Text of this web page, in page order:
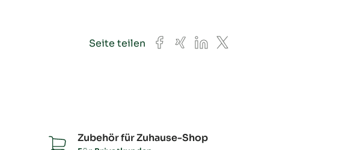
Seite teilen Facebook
XingLinkedIn
X
Zubehör für Zuhause-Shop